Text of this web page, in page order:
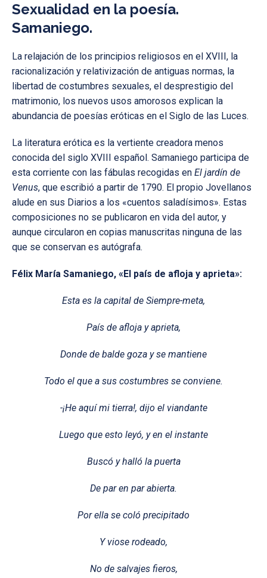
Sexualidad en la poesía.
Samaniego.
La relajación de los principios religiosos en el XVIII, la
racionalización y relativización de antiguas normas, la
libertad de costumbres sexuales, el desprestigio del
matrimonio, los nuevos usos amorosos explican la
abundancia de poesías eróticas en el Siglo de las Luces.
La literatura erótica es la vertiente creadora menos
conocida del siglo XVIII español. Samaniego participa de
esta corriente con las fábulas recogidas en El jardín de
Venus, que escribió a partir de 1790. El propio Jovellanos
alude en sus Diarios a los «cuentos saladísimos». Estas
composiciones no se publicaron en vida del autor, y
aunque circularon en copias manuscritas ninguna de las
que se conservan es autógrafa.
Félix María Samaniego, «El país de afloja y aprieta»:
Esta es la capital de Siempre-meta,
País de afloja y aprieta,
Donde de balde goza y se mantiene
Todo el que a sus costumbres se conviene.
-¡He aquí mi tierra!, dijo el viandante
Luego que esto leyó, y en el instante
Buscó y halló la puerta
De par en par abierta.
Por ella se coló precipitado
Y viose rodeado,
No de salvajes fieros,